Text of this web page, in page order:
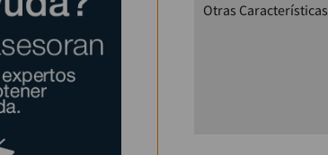
Otras Características